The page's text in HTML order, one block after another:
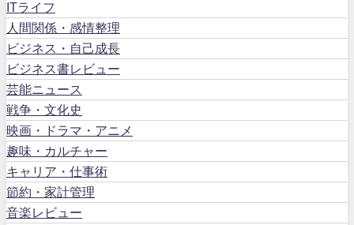
ITライフ
人間関係・感情整理
ビジネス・自己成長
ビジネス書レビュー
芸能ニュース
戦争・文化史
映画・ドラマ・アニメ
趣味・カルチャー
キャリア・仕事術
節約・家計管理
音楽レビュー